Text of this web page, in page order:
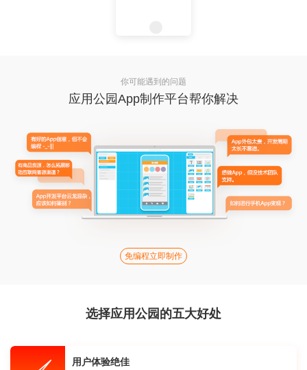
你可能遇到的问题
应用公园App制作平台帮你解决
免编程立即制作
选择应用公园的五大好处
用户体验绝佳